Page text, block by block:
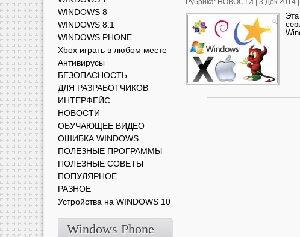
Рубрика: НОВОСТИ | 3 Дек 2014
WINDOWS 8
WINDOWS 8.1
WINDOWS PHONE
Xbox играть в любом месте
Антивирусы
БЕЗОПАСНОСТЬ
ДЛЯ РАЗРАБОТЧИКОВ
ИНТЕРФЕЙС
НОВОСТИ
ОБУЧАЮЩЕЕ ВИДЕО
ОШИБКА WINDOWS
ПОЛЕЗНЫЕ ПРОГРАММЫ
ПОЛЕЗНЫЕ СОВЕТЫ
ПОПУЛЯРНОЕ
РАЗНОЕ
Устройства на WINDOWS 10
Windows Phone